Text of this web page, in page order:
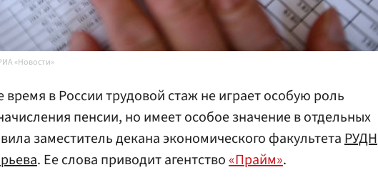
«Новости»
время в России трудовой стаж не играет особую роль
пенсии, но имеет особое значение в отдельных
заместитель декана экономического факультетаРУДН
. Ее слова приводит агентство«Прайм».